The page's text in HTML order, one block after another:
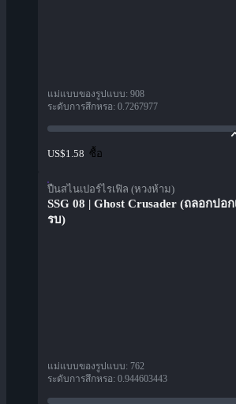
แม่แบบของรูปแบบ: 908
ระดับการสึกหรอ: 0.7267977
US$1.58 ซื้อ
ปืนสไนเปอร์ไรเฟิล (หวงห้าม)
SSG 08 | Ghost Crusader (ถลอกปอ
รบ)
แม่แบบของรูปแบบ: 762
ระดับการสึกหรอ: 0.944603443